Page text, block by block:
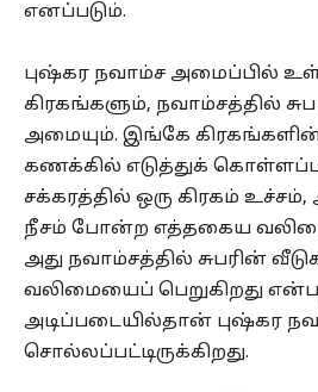
எனப்படும்.
புஷ்கர நவாம்ச அமைப்பில்
கிரகங்களும், நவாம்சத்தில்
அமையும். இங்கே
கணக்கில் எடுத்துக்
சக்கரத்தில் ஒரு கிரகம் உச்சம்,
நீசம் போன்ற எத்தகைய
அது நவாம்சத்தில் சுபரின்
வலிமையைப் பெறுகிறது
அடிப்படையில்தான் புஷ்கர
சொல்லப்பட்டிருக்கிறது.